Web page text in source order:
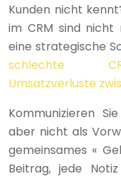
Kunden nicht
im CRM sind nicht
eine strategische
schlechte
Umsatzverluste
Kommunizieren
aber nicht als
gemeinsames «
Beitrag, jede